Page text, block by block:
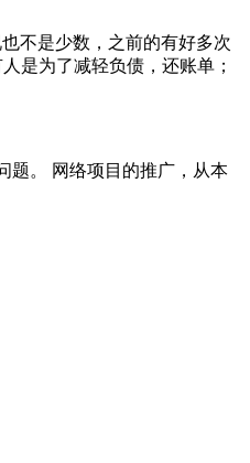
不是少数，之前的有好多次
人是为了减轻负债，还账单；
题。 网络项目的推广，从本